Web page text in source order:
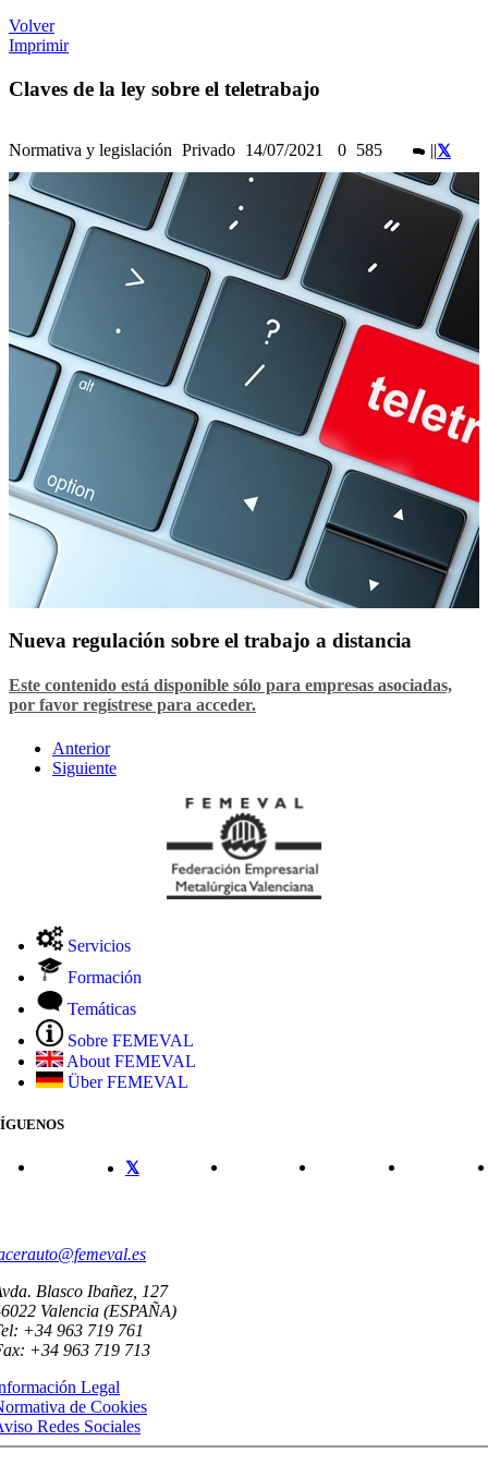
Volver
Imprimir
Claves de la ley sobre el teletrabajo
Normativa y legislación Privado 14/07/2021 0 585
Nueva regulación sobre el trabajo a distancia
Este contenido está disponible sólo para empresas asociadas,
por favor regístrese para acceder.
Anterior
Siguiente
Servicios
Formación
Temáticas
Sobre FEMEVAL
About FEMEVAL
Über FEMEVAL
Blasco Ibañez, 127
Valencia (ESPAÑA)
+34 963 719 761
+34 963 719 713
Legal
de Cookies
Redes Sociales